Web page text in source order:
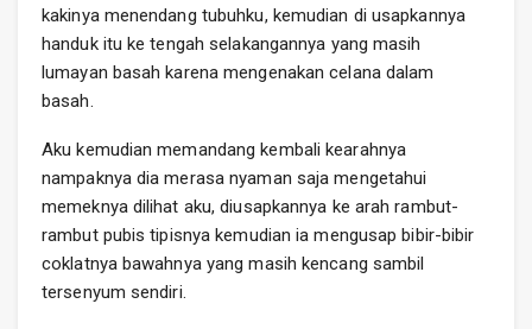
kakinya menendang tubuhku, kemudian di usapkannya
handuk itu ke tengah selakangannya yang masih
lumayan basah karena mengenakan celana dalam
basah.
Aku kemudian memandang kembali kearahnya
nampaknya dia merasa nyaman saja mengetahui
memeknya dilihat aku, diusapkannya ke arah rambut-
rambut pubis tipisnya kemudian ia mengusap bibir-bibir
coklatnya bawahnya yang masih kencang sambil
tersenyum sendiri.